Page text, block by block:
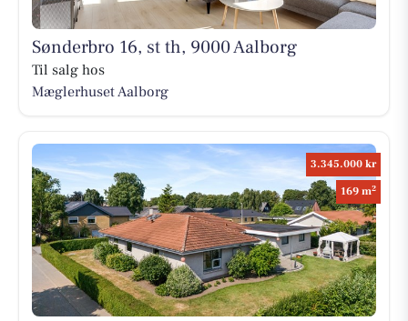
Sønderbro 16, st th, 9000 Aalborg
Til salg hos
Mæglerhuset Aalborg
3.345.000 kr
169 m2